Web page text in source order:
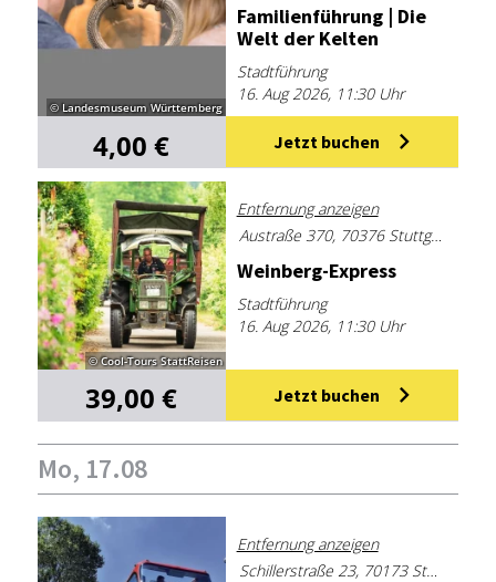
© Landesmuseum Württemberg
Fa­mi­li­en­füh­rung | Die
Welt der Kel­ten
Stadtführung
16. Aug 2026, 11:30 Uhr
4,00 € Jetzt buchen
© Cool-Tours StattReisen
Entfernung anzeigen
Austraße 370, 70376 Stuttgart, Deutschland
Wein­berg-Ex­press
Stadtführung
16. Aug 2026, 11:30 Uhr
39,00 € Jetzt buchen
Mo, 17.08
Entfernung anzeigen
Schillerstraße 23, 70173 Stuttgart